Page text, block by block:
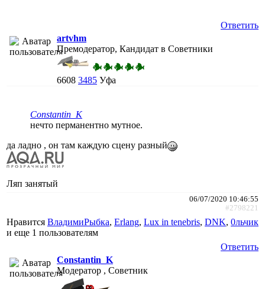
Ответить
artvhm
Премодератор, Кандидат в Советники
6608 3485 Уфа
Constantin_K
нечто перманентно мутное.
да ладно , он там каждую сцену разный
Ляп занятый
06/07/2020 10:46:55
#2798221
Нравится ВладимиРыбка, Erlang, Lux in tenebris, DNK, 0льчик
и еще 1 пользователям
Ответить
Constantin_K
Модератор , Советник